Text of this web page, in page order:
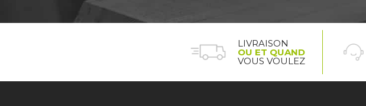
LIVRAISON
OU ET QUAND
VOUS VOULEZ